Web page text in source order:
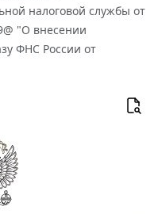
налоговой службы от
"О внесении
ФНС России от